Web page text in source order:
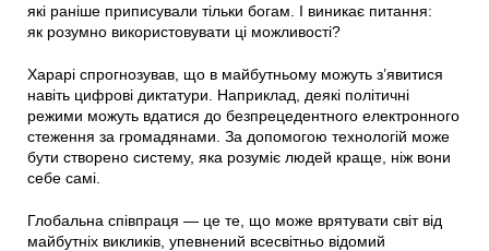
які раніше приписували тільки богам. І виникає питання:
як розумно використовувати ці можливості?
Харарі спрогнозував, що в майбутньому можуть з’явитися
навіть цифрові диктатури. Наприклад, деякі політичні
режими можуть вдатися до безпрецедентного електронного
стеження за громадянами. За допомогою технологій може
бути створено систему, яка розуміє людей краще, ніж вони
себе самі.
Глобальна співпраця — це те, що може врятувати світ від
майбутніх викликів, упевнений всесвітньо відомий